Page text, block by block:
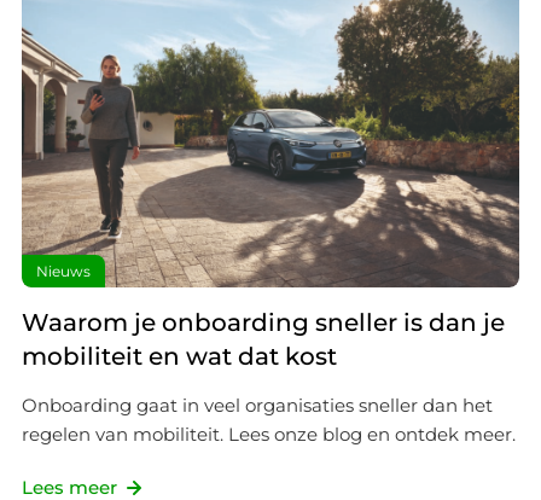
Nieuws
Waarom je onboarding sneller is dan je
mobiliteit en wat dat kost
Onboarding gaat in veel organisaties sneller dan het
regelen van mobiliteit. Lees onze blog en ontdek meer.
Lees meer